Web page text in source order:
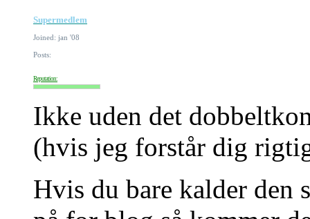
Supermedlem
Joined: jan '08
Posts:
Reputation:
Ikke uden det
(hvis jeg forstår dig
Hvis du bare kalder den